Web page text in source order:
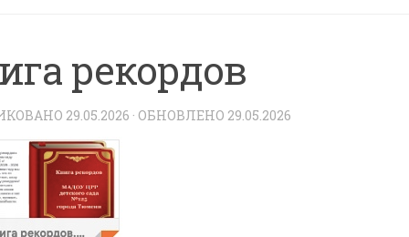
рекордов
29.05.2026 · ОБНОВЛЕНО 29.05.2026